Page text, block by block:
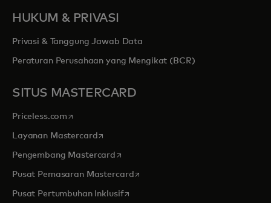
HUKUM & PRIVASI
Privasi & Tanggung Jawab Data
Peraturan Perusahaan yang Mengikat (BCR)
SITUS MASTERCARD
Priceless.com opens in a new tab
Layanan Mastercardopens in a new tab
Pengembang Mastercard opens in a new tab
Pusat Pemasaran Mastercardopens in a new tab
Pusat Pertumbuhan Inklusifopens in a new tab